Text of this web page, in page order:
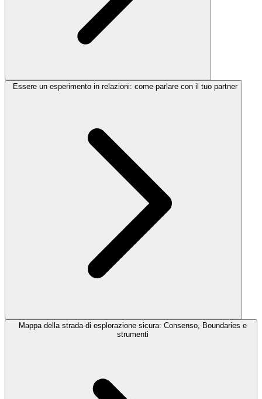
Essere un esperimento in relazioni: come parlare con il tuo partner
Mappa della strada di esplorazione sicura: Consenso, Boundaries e
strumenti